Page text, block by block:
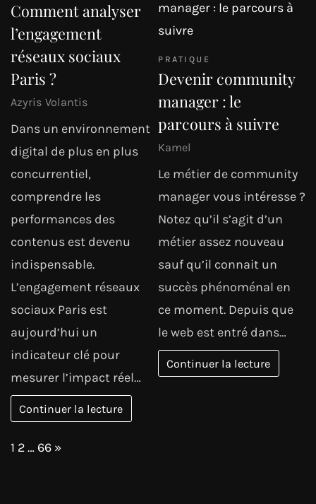
Comment analyser
l’engagement
réseaux sociaux
Paris ?
Azyris Volantis
Dans un environnement
digital de plus en plus
concurrentiel,
comprendre les
performances des
contenus est devenu
indispensable.
L’engagement réseaux
sociaux Paris est
aujourd’hui un
indicateur clé pour
mesurer l’impact réel…
Continuer la lecture
PRATIQUE
Devenir community
manager : le
parcours à suivre
Kamel
Le métier de community
manager vous intéresse ?
Notez qu’il s’agit d’un
métier assez nouveau
sauf qu’il connait un
succès phénoménal en
ce moment. Depuis que
le web est entré dans…
Continuer la lecture
Page:
1 2… 66 Next
»